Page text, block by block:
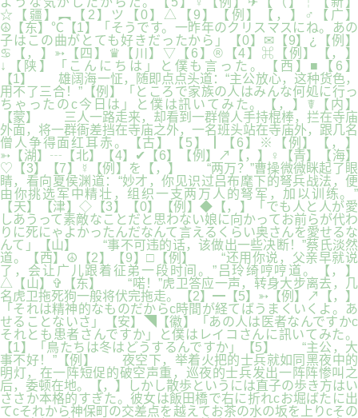
☆【疆】︻【2】ツ【0】△【9】【例】【，】♂【广】
☮【东】℃【1】「そうです。一昨年のクリスマスにね。あの
子はこの曲がとても好きだったから」【0】✉【9】¿【例】
♋【，】➳【四】♛【川】▽【6】®【4】⌘【例】【，】
↓【陕】「こんにちは」と僕も言った。【西】■【6】
【1】 雄阔海一怔，随即点点头道：“主公放心，这种货色，
用不了三合！”【例】「ところで家族の人はみんな何処に行っ
ちゃったのc今日は」と僕は訊いてみた。【，】☤【内】
【蒙】 三人一路走来，却看到一群僧人手持棍棒，拦在寺庙
外面，将一群衙差挡在寺庙之外，一名班头站在寺庙外，跟几名
僧人争得面红耳赤。【古】【5】┃【6】※【例】【，】
➳【湖】┄【北】【4】✔【6】【例】↗【，】♀【青】【海】
♡【3】【7】☿【例】を【，】 “两万？”曹操微微眯起了眼
睛，看向夏侯渊道：“妙才，你见识过吕布麾下的弩兵战法，便
由你挑选军中精壮，组织一支两万人的弩军，加以训练。”
【天】【津】◇【3】【0】【例】◆【，】「でも人と人が愛
しあうって素敵なことだと思わない娘に向かってお前らが代わ
りに死にゃよかったんだなんて言えるくらい奥さんを愛せるな
んて」【山】 “事不可违的话，该做出一些决断！”蔡氏淡然
道。【西】☮【2】【9】□【例】 “还用你说，父亲早就说
了，会让广儿跟着征弟一段时间。”吕玲绮哼哼道。【，】
△【山】✞【东】 “喏！”虎卫答应一声，转身大步离去，几
名虎卫拖死狗一般将伏完拖走。【2】━【5】➳【例】↗【，】
「それは精神的なものだからc時間が経てばうまくいくよ。あ
せることないさ」【安】◥【徽】「あの人は医者なんですかc
それとも患者さんですか」と僕はレイコさんに訊いてみた。
【1】「鳥たちは冬はどうするんですか」【5】 “主公，大
事不好！”【例】 夜空下，举着火把的士兵就如同黑夜中的
明灯，在一阵短促的破空声重，巡夜的士兵发出一阵阵惨叫之
后，委顿在地。【，】しかし散歩というには直子の歩き方はい
ささか本格的すぎた。彼女は飯田橋で右に折れcお堀ばたに出
てcそれから神保町の交差点を越えてお茶の水の坂を上りcその